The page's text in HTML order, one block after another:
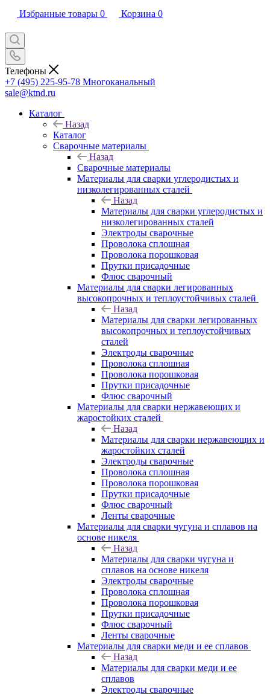
Избранные товары 0 Корзина 0
Телефоны
+7 (495) 225-95-78 Многоканальный
sale@ktnd.ru
Каталог
Назад
Каталог
Сварочные материалы
Назад
Сварочные материалы
Материалы для сварки углеродистых и
низколегированных сталей
Назад
Материалы для сварки углеродистых и
низколегированных сталей
Электроды сварочные
Проволока сплошная
Проволока порошковая
Прутки присадочные
Флюс сварочный
Материалы для сварки легированных
высокопрочных и теплоустойчивых сталей
Назад
Материалы для сварки легированных
высокопрочных и теплоустойчивых
сталей
Электроды сварочные
Проволока сплошная
Проволока порошковая
Прутки присадочные
Флюс сварочный
Материалы для сварки нержавеющих и
жаростойких сталей
Назад
Материалы для сварки нержавеющих и
жаростойких сталей
Электроды сварочные
Проволока сплошная
Проволока порошковая
Прутки присадочные
Флюс сварочный
Ленты сварочные
Материалы для сварки чугуна и сплавов на
основе никеля
Назад
Материалы для сварки чугуна и
сплавов на основе никеля
Электроды сварочные
Проволока сплошная
Проволока порошковая
Прутки присадочные
Флюс сварочный
Ленты сварочные
Материалы для сварки меди и ее сплавов
Назад
Материалы для сварки меди и ее
сплавов
Электроды сварочные